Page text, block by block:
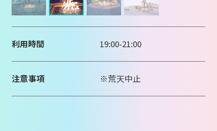
利用時間 19:00-21:00
注意事項 ※荒天中止